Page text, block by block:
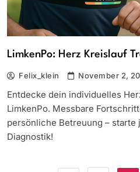
LimkenPo: Herz Kreislauf
Felix_klein November 2,
Entdecke dein individuelles
LimkenPo. Messbare
persönliche Betreuung –
Diagnostik!